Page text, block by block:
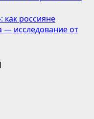
как россияне
исследование от